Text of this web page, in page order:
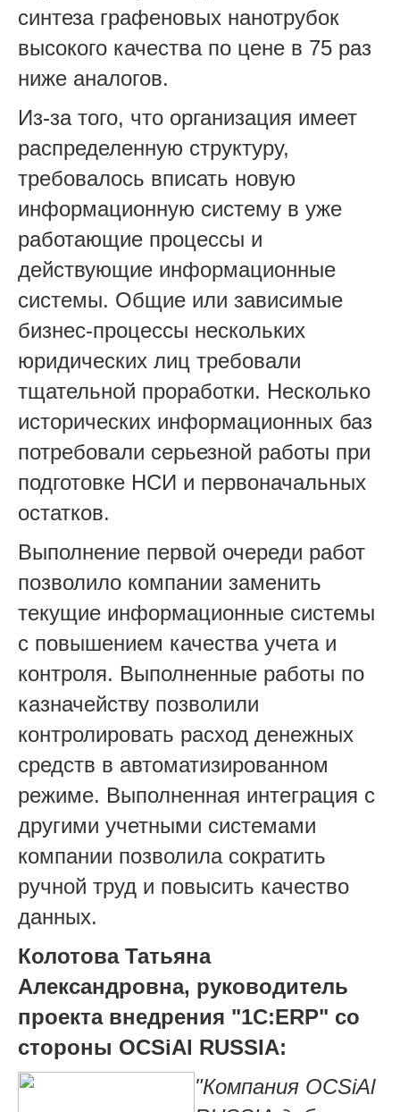
синтеза графеновых нанотрубок
высокого качества по цене в 75 раз
ниже аналогов.
Из-за того, что организация имеет
распределенную структуру,
требовалось вписать новую
информационную систему в уже
работающие процессы и
действующие информационные
системы. Общие или зависимые
бизнес-процессы нескольких
юридических лиц требовали
тщательной проработки. Несколько
исторических информационных баз
потребовали серьезной работы при
подготовке НСИ и первоначальных
остатков.
Выполнение первой очереди работ
позволило компании заменить
текущие информационные системы
с повышением качества учета и
контроля. Выполненные работы по
казначейству позволили
контролировать расход денежных
средств в автоматизированном
режиме. Выполненная интеграция с
другими учетными системами
компании позволила сократить
ручной труд и повысить качество
данных.
Колотова Татьяна
Александровна, руководитель
проекта внедрения "1С:ERP" со
стороны OCSiAl RUSSIA:
"Компания OCSiAl